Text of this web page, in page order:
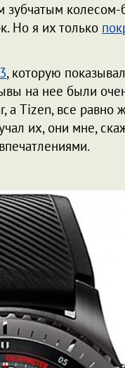
колесом-
Но я их только
, которую
на нее были
а Tizen, все равно
их, они мне,